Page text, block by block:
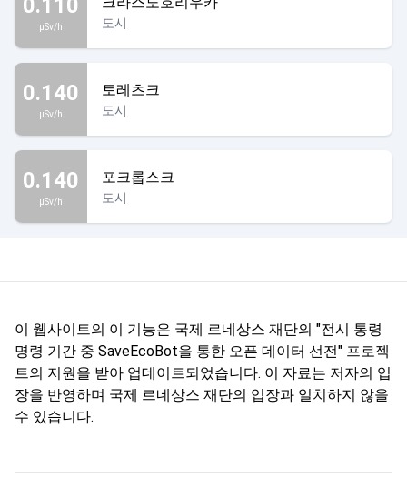
µSv/h 도시
0.140
µSv/h
토레츠크
도시
0.140
µSv/h
포크롭스크
도시
이 웹사이트의 이 기능은 국제 르네상스 재단의 "전시 통령
명령 기간 중 SaveEcoBot을 통한 오픈 데이터 선전" 프로젝
트의 지원을 받아 업데이트되었습니다. 이 자료는 저자의 입
장을 반영하며 국제 르네상스 재단의 입장과 일치하지 않을
수 있습니다.